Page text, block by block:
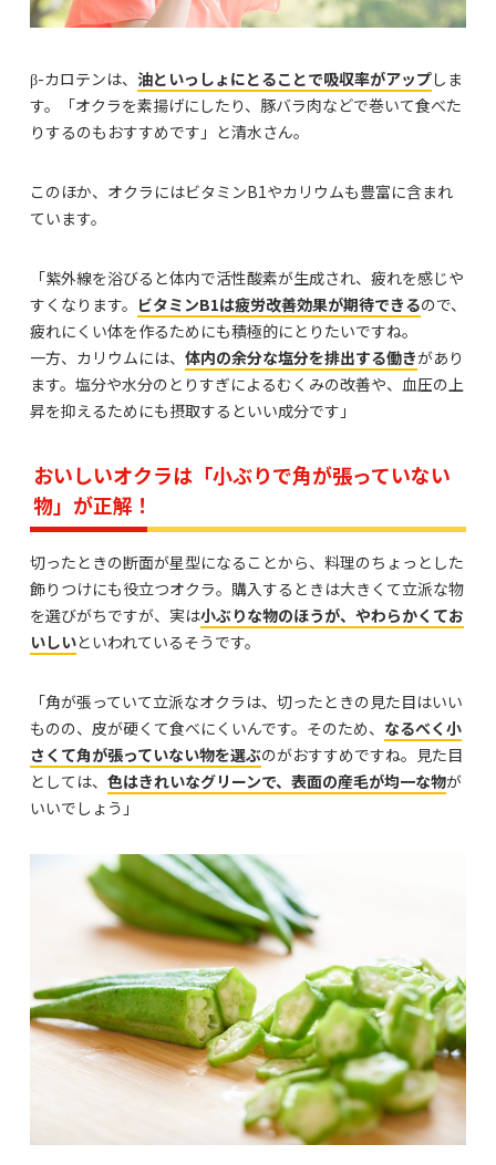
β-カロテンは、 油といっしょにとることで吸収率がアップしま
す。「オクラを素揚げにしたり、豚バラ肉などで巻いて食べた
りするのもおすすめです」と清水さん。
このほか、オクラにはビタミンB1やカリウムも豊富に含まれ
ています。
「紫外線を浴びると体内で活性酸素が生成され、疲れを感じや
すくなります。 ビタミンB1は疲労改善効果が期待できるので、
疲れにくい体を作るためにも積極的にとりたいですね。
一方、カリウムには、 体内の余分な塩分を排出する働きがあり
ます。塩分や水分のとりすぎによるむくみの改善や、血圧の上
昇を抑えるためにも摂取するといい成分です」
おいしいオクラは「小ぶりで角が張っていない
物」が正解！
切ったときの断面が星型になることから、料理のちょっとした
飾りつけにも役立つオクラ。購入するときは大きくて立派な物
を選びがちですが、実は小ぶりな物のほうが、やわらかくてお
いしいといわれているそうです。
「角が張っていて立派なオクラは、切ったときの見た目はいい
ものの、皮が硬くて食べにくいんです。そのため、 なるべく小
さくて角が張っていない物を選ぶのがおすすめですね。見た目
としては、 色はきれいなグリーンで、表面の産毛が均一な物が
いいでしょう」